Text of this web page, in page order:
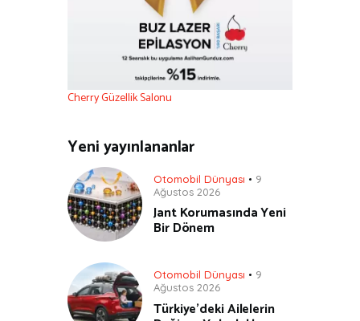
Cherry Güzellik Salonu
Yeni yayınlananlar
Otomobil Dünyası
9
Ağustos 2026
Jant Korumasında Yeni
Bir Dönem
Otomobil Dünyası
9
Ağustos 2026
Türkiye’deki Ailelerin